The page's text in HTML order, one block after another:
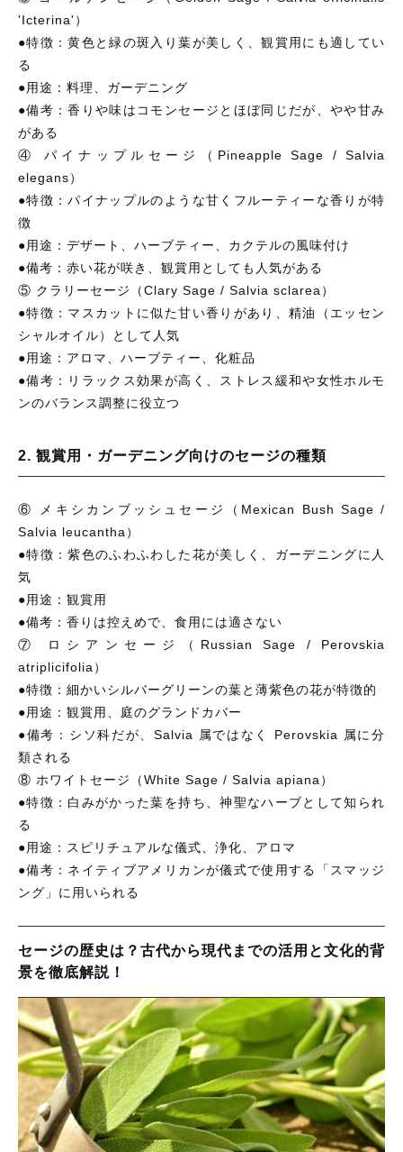
'Icterina'）
●特徴：黄色と緑の斑入り葉が美しく、観賞用にも適してい
る
●用途：料理、ガーデニング
●備考：香りや味はコモンセージとほぼ同じだが、やや甘み
がある
④ パイナップルセージ（Pineapple Sage / Salvia
elegans）
●特徴：パイナップルのような甘くフルーティーな香りが特
徴
●用途：デザート、ハーブティー、カクテルの風味付け
●備考：赤い花が咲き、観賞用としても人気がある
⑤ クラリーセージ（Clary Sage / Salvia sclarea）
●特徴：マスカットに似た甘い香りがあり、精油（エッセン
シャルオイル）として人気
●用途：アロマ、ハーブティー、化粧品
●備考：リラックス効果が高く、ストレス緩和や女性ホルモ
ンのバランス調整に役立つ
2. 観賞用・ガーデニング向けのセージの種類
⑥ メキシカンブッシュセージ（Mexican Bush Sage /
Salvia leucantha）
●特徴：紫色のふわふわした花が美しく、ガーデニングに人
気
●用途：観賞用
●備考：香りは控えめで、食用には適さない
⑦ ロシアンセージ（Russian Sage / Perovskia
atriplicifolia）
●特徴：細かいシルバーグリーンの葉と薄紫色の花が特徴的
●用途：観賞用、庭のグランドカバー
●備考：シソ科だが、Salvia 属ではなく Perovskia 属に分
類される
⑧ ホワイトセージ（White Sage / Salvia apiana）
●特徴：白みがかった葉を持ち、神聖なハーブとして知られ
る
●用途：スピリチュアルな儀式、浄化、アロマ
●備考：ネイティブアメリカンが儀式で使用する「スマッジ
ング」に用いられる
セージの歴史は？古代から現代までの活用と文化的背
景を徹底解説！